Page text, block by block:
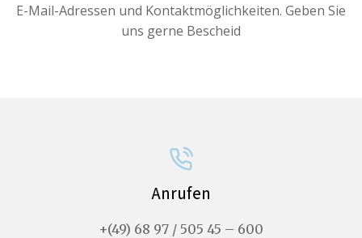
E-Mail-Adressen und Kontaktmöglichkeiten. Geben Sie
uns gerne Bescheid
Anrufen
+(49) 68 97 / 505 45 – 600